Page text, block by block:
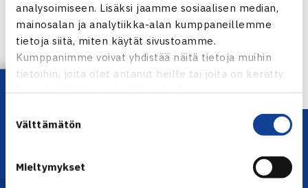
analysoimiseen. Lisäksi jaamme sosiaalisen median,
mainosalan ja analytiikka-alan kumppaneillemme
tietoja siitä, miten käytät sivustoamme.
Kumppanimme voivat yhdistää näitä tietoja muihin
tietoihin, joita olet antanut heille tai joita on kerätty,
kun olet käyttänyt heidän palvelujaan.
valinta
Välttämätön
Mieltymykset
← Edellinen
Lataa OmaTennis!